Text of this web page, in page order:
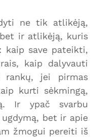
ne tik atlikėją,
ir atlikėją, kuris
kaip save pateikti,
kaip dalyvauti
rankų, jei pirmas
kurti sėkmingą,
Ir ypač svarbu
bet ir apie
žmogui pereiti iš